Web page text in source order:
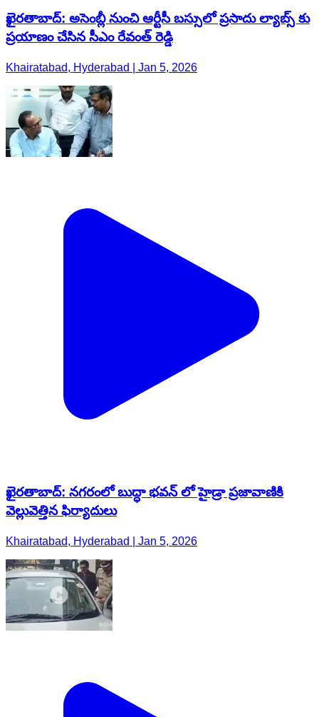
ఖైరతాబాద్: అసెంబ్లీ నుంచి ఆర్టీసీ బస్సులో ప్రసాదు ల్యాబ్స్ కు
ప్రయాణం చేసిన సీఎం రేవంత్ రెడ్డి
Khairatabad, Hyderabad | Jan 5, 2026
ఖైరతాబాద్: నగరంలో బుద్ధా భవన్ లో హైడ్రా ప్రజావాణికి
వెల్లువెత్తిన ఫిర్యాదులు
Khairatabad, Hyderabad | Jan 5, 2026